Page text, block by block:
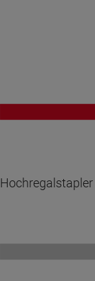
Hochregalstapler